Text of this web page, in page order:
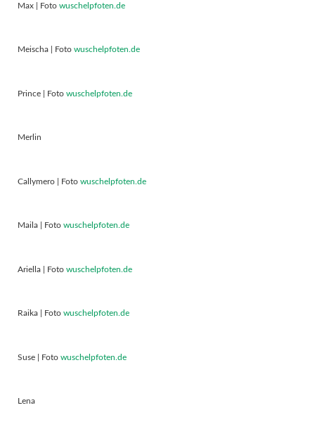
Max | Foto wuschelpfoten.de
Meischa | Foto wuschelpfoten.de
Prince | Foto wuschelpfoten.de
Merlin
Callymero | Foto wuschelpfoten.de
Maila | Foto wuschelpfoten.de
Ariella | Foto wuschelpfoten.de
Raika | Foto wuschelpfoten.de
Suse | Foto wuschelpfoten.de
Lena